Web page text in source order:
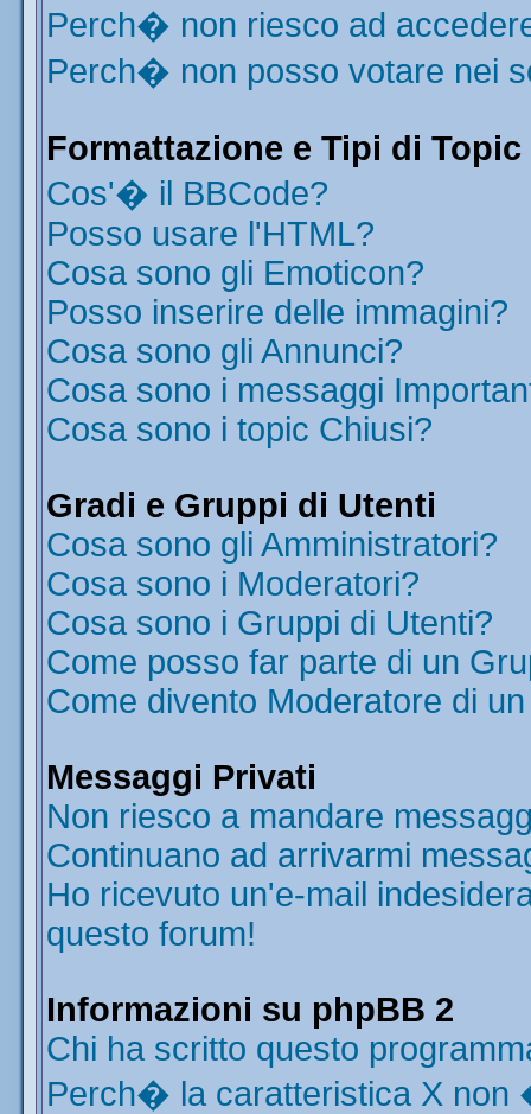
Perch� non riesco ad
Perch� non posso votare nei
Formattazione e Tipi di Topic
Cos'� il BBCode?
Posso usare l'HTML?
Cosa sono gli Emoticon?
Posso inserire delle immagini?
Cosa sono gli Annunci?
Cosa sono i messaggi
Cosa sono i topic Chiusi?
Gradi e Gruppi di Utenti
Cosa sono gli Amministratori?
Cosa sono i Moderatori?
Cosa sono i Gruppi di Utenti?
Come posso far parte di un
Come divento Moderatore di
Messaggi Privati
Non riesco a mandare
Continuano ad arrivarmi
Ho ricevuto un'e-mail
questo forum!
Informazioni su phpBB 2
Chi ha scritto questo
Perch� la caratteristica X non